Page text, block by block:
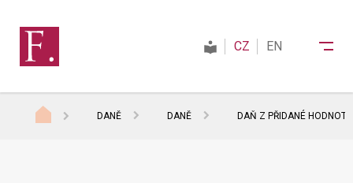
CZ EN
DANĚ DANĚ DAŇ Z PŘIDANÉ HODNOTY